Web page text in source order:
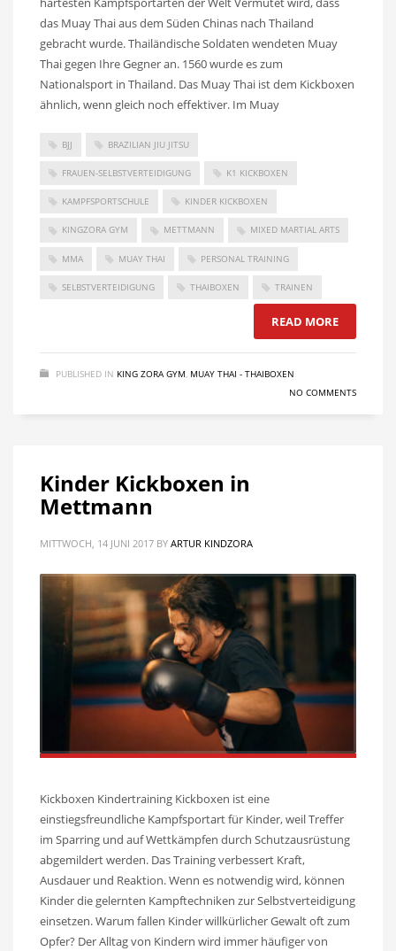
das Muay Thai aus dem Süden Chinas nach Thailand
gebracht wurde. Thailändische Soldaten wendeten Muay
Thai gegen Ihre Gegner an. 1560 wurde es zum
Nationalsport in Thailand. Das Muay Thai ist dem Kickboxen
ähnlich, wenn gleich noch effektiver. Im Muay
BJJ BRAZILIAN JIU JITSU
FRAUEN-SELBSTVERTEIDIGUNG K1 KICKBOXEN
KAMPFSPORTSCHULE KINDER KICKBOXEN
KINGZORA GYM METTMANN MIXED MARTIAL ARTS
MMA MUAY THAI PERSONAL TRAINING
SELBSTVERTEIDIGUNG THAIBOXEN TRAINEN
READ MORE
PUBLISHED IN KING ZORA GYM, MUAY THAI - THAIBOXEN
NO COMMENTS
Kinder Kickboxen in
Mettmann
MITTWOCH, 14 JUNI 2017 BY ARTUR KINDZORA
Kickboxen Kindertraining Kickboxen ist eine
einstiegsfreundliche Kampfsportart für Kinder, weil Treffer
im Sparring und auf Wettkämpfen durch Schutzausrüstung
abgemildert werden. Das Training verbessert Kraft,
Ausdauer und Reaktion. Wenn es notwendig wird, können
Kinder die gelernten Kampftechniken zur Selbstverteidigung
einsetzen. Warum fallen Kinder willkürlicher Gewalt oft zum
Opfer? Der Alltag von Kindern wird immer häufiger von